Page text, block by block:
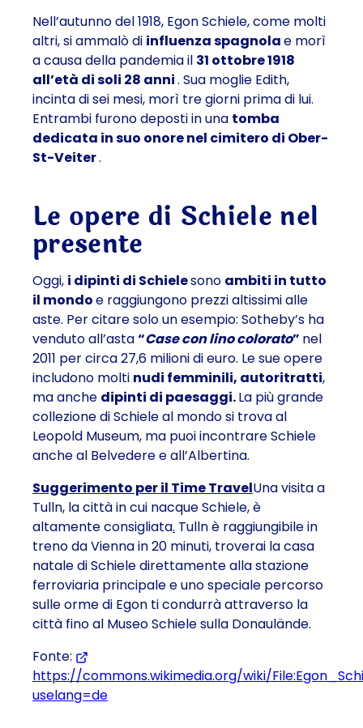
Nell’autunno del 1918, Egon Schiele, come molti
altri, si ammalò di influenza spagnolae morì
a causa della pandemia il 31 ottobre 1918
all’età di soli 28 anni. Sua moglie Edith,
incinta di sei mesi, morì tre giorni prima di lui.
Entrambi furono deposti in una tomba
dedicata in suo onore nel cimitero di Ober-
St-Veiter.
Le opere di Schiele nel
presente
Oggi, i dipinti di Schielesono ambiti in tutto
il mondoe raggiungono prezzi altissimi alle
aste. Per citare solo un esempio: Sotheby’s ha
venduto all’asta“Case con lino colorato” nel
2011 per circa 27,6 milioni di euro. Le sue opere
includono molti nudi femminili, autoritratti,
ma anche dipinti di paesaggi.La più grande
collezione di Schiele al mondo si trova al
Leopold Museum, ma puoi incontrare Schiele
anche al Belvedere e all’Albertina.
Suggerimento per il Time TravelUna visita a
Tulln, la città in cui nacque Schiele, è
altamente consigliata. Tulln è raggiungibile in
treno da Vienna in 20 minuti, troverai la casa
natale di Schiele direttamente alla stazione
ferroviaria principale e uno speciale percorso
sulle orme di Egon ti condurrà attraverso la
città fino al Museo Schiele sulla Donaulände.
Fonte:
https://commons.wikimedia.org/wiki/
uselang=de